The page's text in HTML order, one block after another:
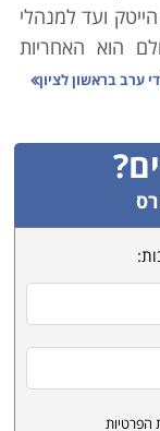
ועד למנהלי
הוא האחריות
הם אחראים יצא
שבקי ביסודות
כמובן שדבר זה
ופיננסיים
יהיה מנהל
להוביל את
המשמשים
להשקיע את
זו. כמו כן,
ספציפיים
ערב בראשון לציון
הפרטיות